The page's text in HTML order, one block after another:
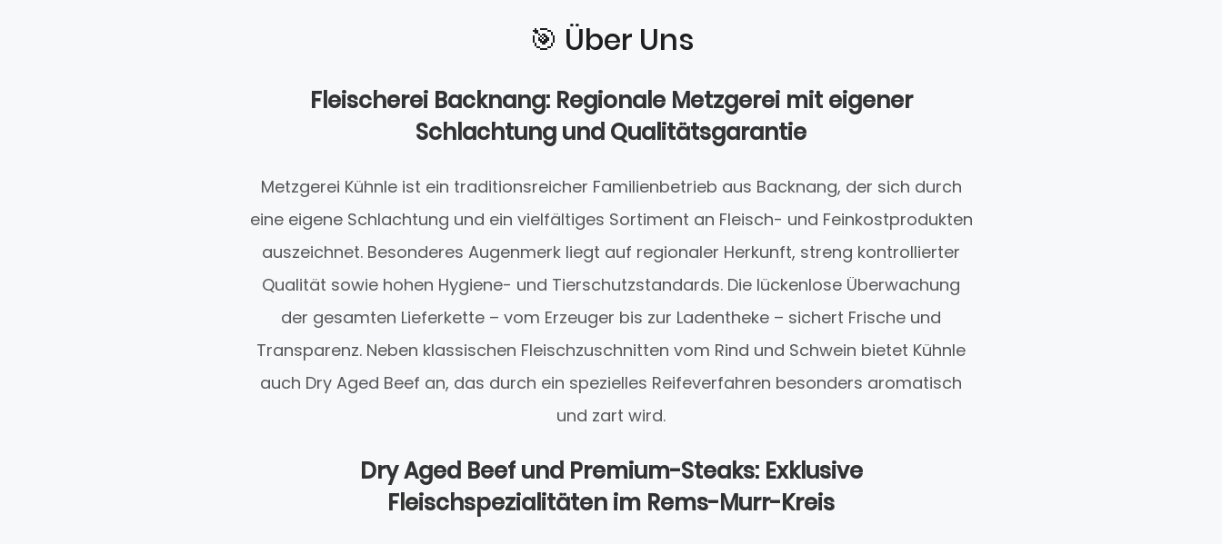
🎯️ Über Uns
Fleischerei Backnang: Regionale Metzgerei mit eigener
Schlachtung und Qualitätsgarantie
Metzgerei Kühnle ist ein traditionsreicher Familienbetrieb aus Backnang, der sich durch
eine eigene Schlachtung und ein vielfältiges Sortiment an Fleisch- und Feinkostprodukten
auszeichnet. Besonderes Augenmerk liegt auf regionaler Herkunft, streng kontrollierter
Qualität sowie hohen Hygiene- und Tierschutzstandards. Die lückenlose Überwachung
der gesamten Lieferkette – vom Erzeuger bis zur Ladentheke – sichert Frische und
Transparenz. Neben klassischen Fleischzuschnitten vom Rind und Schwein bietet Kühnle
auch Dry Aged Beef an, das durch ein spezielles Reifeverfahren besonders aromatisch
und zart wird.
Dry Aged Beef und Premium-Steaks: Exklusive
Fleischspezialitäten im Rems-Murr-Kreis